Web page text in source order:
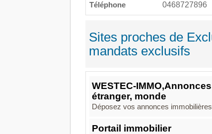
Téléphone
0468727896
Sites proches de
mandats exclusifs
WESTEC-
étranger, monde
Déposez vos annonces
Portail immobilier